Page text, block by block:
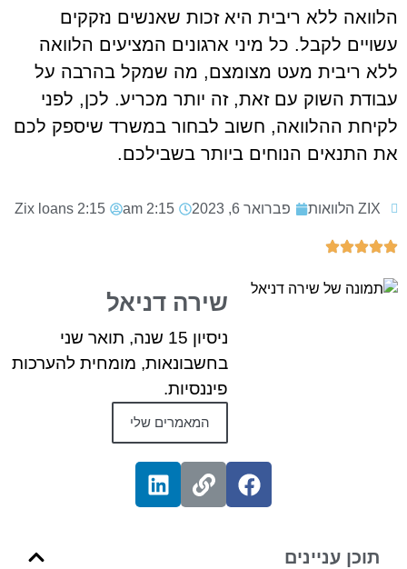
הלוואה ללא ריבית היא זכות שאנשים נזקקים
עשויים לקבל. כל מיני ארגונים המציעים הלוואה
ללא ריבית מעט מצומצם, מה שמקל בהרבה על
עבודת השוק עם זאת, זה יותר מכריע. לכן, לפני
לקיחת ההלוואה, חשוב לבחור במשרד שיספק לכם
את התנאים הנוחים ביותר בשבילכם.
ZIX הלוואות פברואר 6, 2023 2:15 am
2:15
שירה דניאל
ניסיון 15 שנה, תואר שני
בחשבונאות, מומחית להערכות
פיננסיות.
המאמרים שלי
תוכן עניינים